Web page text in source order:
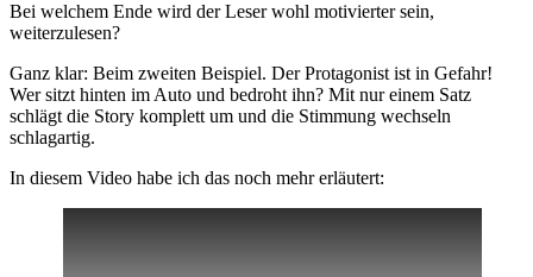
Bei welchem Ende wird der Leser wohl motivierter sein,
weiterzulesen?
Ganz klar: Beim zweiten Beispiel. Der Protagonist ist in Gefahr!
Wer sitzt hinten im Auto und bedroht ihn? Mit nur einem Satz
schlägt die Story komplett um und die Stimmung wechseln
schlagartig.
In diesem Video habe ich das noch mehr erläutert: